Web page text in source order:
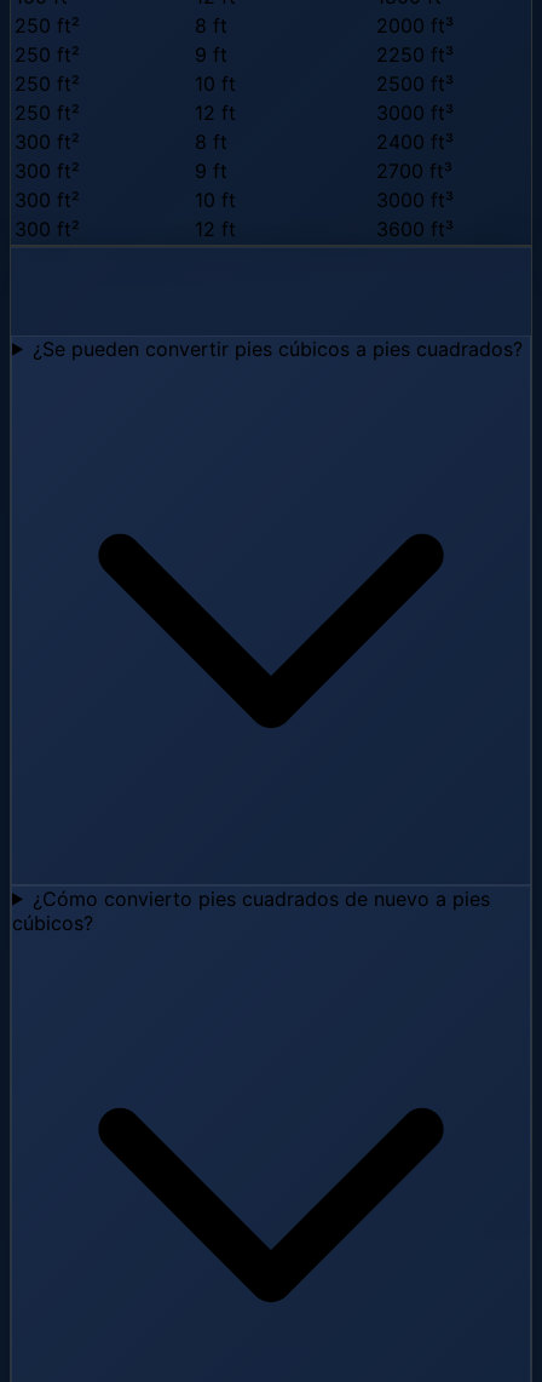
250 ft²
8 ft
2000 ft³
250 ft²
9 ft
2250 ft³
250 ft²
10 ft
2500 ft³
250 ft²
12 ft
3000 ft³
300 ft²
8 ft
2400 ft³
300 ft²
9 ft
2700 ft³
300 ft²
10 ft
3000 ft³
300 ft²
12 ft 3600 ft³
¿Se pueden convertir pies cúbicos a pies cuadrados?
¿Cómo convierto pies cuadrados de nuevo a pies
cúbicos?